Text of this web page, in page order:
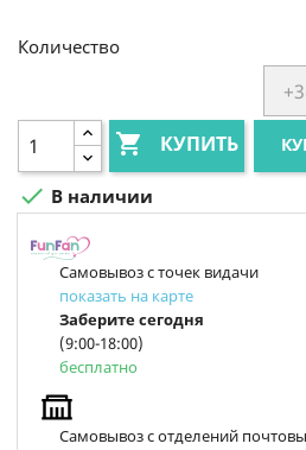
Количество
 КУПИТЬ
 В наличии
Самовывоз с точек видачи
показать на карте
Заберите сегодня
(9:00-18:00)
бесплатно
Самовывоз с отделений